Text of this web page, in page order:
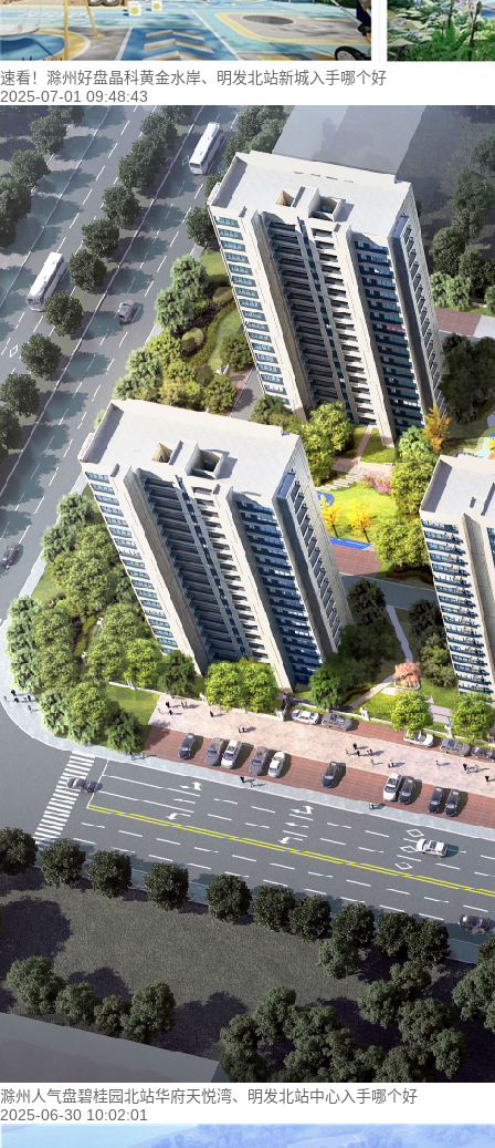
速看！滁州好盘晶科黄金水岸、明发北站新城入手哪个好
2025-07-01 09:48:43
滁州人气盘碧桂园北站华府天悦湾、明发北站中心入手哪个好
2025-06-30 10:02:01